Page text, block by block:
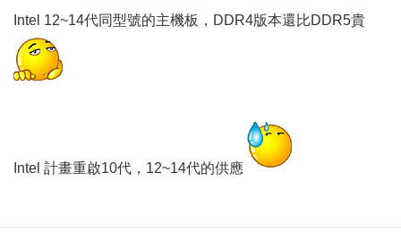
Intel 12~14代同型號的主機板，DDR4版本還比DDR5貴
Intel 計畫重啟10代，12~14代的供應